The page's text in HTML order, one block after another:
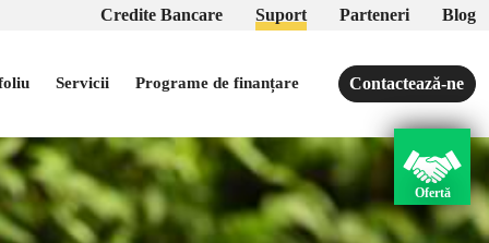
Credite Bancare Suport Parteneri Blog
Servicii Programe de finanțare Contactează-ne
Ofertă